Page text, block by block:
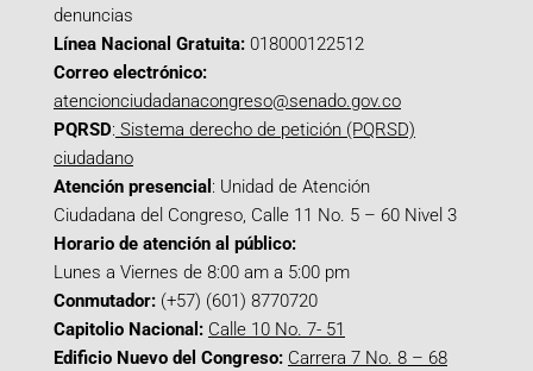
denuncias
Línea Nacional Gratuita: 018000122512
Correo electrónico:
atencionciudadanacongreso@senado.gov.co
PQRSD: Sistema derecho de petición (PQRSD)
ciudadano
Atención presencial : Unidad de Atención
Ciudadana del Congreso, Calle 11 No. 5 – 60 Nivel 3
Horario de atención al público:
Lunes a Viernes de 8:00 am a 5:00 pm
Conmutador: (+57) (601) 8770720
Capitolio Nacional: Calle 10 No. 7- 51
Edificio Nuevo del Congreso: Carrera 7 No. 8 – 68